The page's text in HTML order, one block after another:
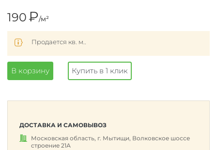
190₽/м²
Продается кв. м..
В корзину Купить в 1 клик
ДОСТАВКА И САМОВЫВОЗ
Московская область, г. Мытищи, Волковское шоссе
строение 21А